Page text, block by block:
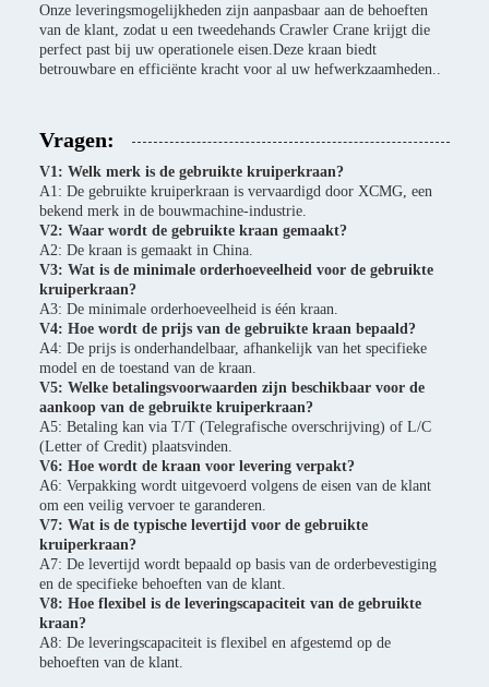
Onze leveringsmogelijkheden zijn aanpasbaar aan de behoeften
van de klant, zodat u een tweedehands Crawler Crane krijgt die
perfect past bij uw operationele eisen.Deze kraan biedt
betrouwbare en efficiënte kracht voor al uw hefwerkzaamheden..
Vragen:
V1: Welk merk is de gebruikte kruiperkraan?
A1: De gebruikte kruiperkraan is vervaardigd door XCMG, een
bekend merk in de bouwmachine-industrie.
V2: Waar wordt de gebruikte kraan gemaakt?
A2: De kraan is gemaakt in China.
V3: Wat is de minimale orderhoeveelheid voor de gebruikte
kruiperkraan?
A3: De minimale orderhoeveelheid is één kraan.
V4: Hoe wordt de prijs van de gebruikte kraan bepaald?
A4: De prijs is onderhandelbaar, afhankelijk van het specifieke
model en de toestand van de kraan.
V5: Welke betalingsvoorwaarden zijn beschikbaar voor de
aankoop van de gebruikte kruiperkraan?
A5: Betaling kan via T/T (Telegrafische overschrijving) of L/C
(Letter of Credit) plaatsvinden.
V6: Hoe wordt de kraan voor levering verpakt?
A6: Verpakking wordt uitgevoerd volgens de eisen van de klant
om een veilig vervoer te garanderen.
V7: Wat is de typische levertijd voor de gebruikte
kruiperkraan?
A7: De levertijd wordt bepaald op basis van de orderbevestiging
en de specifieke behoeften van de klant.
V8: Hoe flexibel is de leveringscapaciteit van de gebruikte
kraan?
A8: De leveringscapaciteit is flexibel en afgestemd op de
behoeften van de klant.